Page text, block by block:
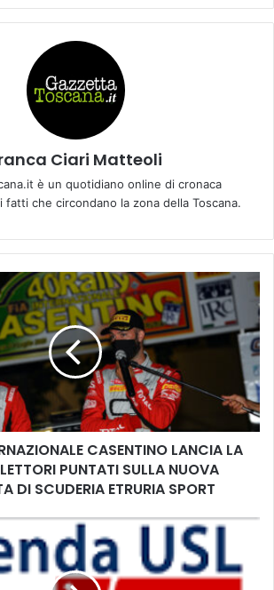
Ciari Matteoli
è un quotidiano online di cronaca
fatti che circondano la zona della Toscana.
CASENTINO LANCIA LA
PUNTATI SULLA NUOVA
DI SCUDERIA ETRURIA SPORT